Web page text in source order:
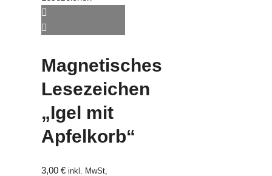
Magnetisches
Lesezeichen
„Igel mit
Apfelkorb“
3,00 € inkl. MwSt,